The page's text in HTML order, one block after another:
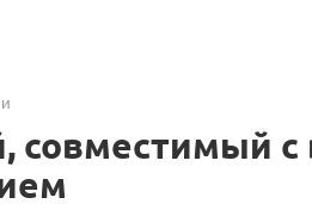
совместимый с